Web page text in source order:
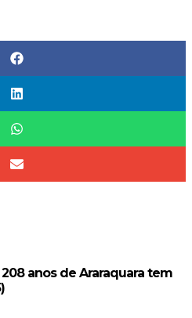
anos de Araraquara tem